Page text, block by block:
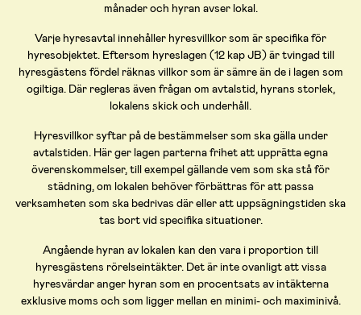
månader och hyran avser lokal.
Varje hyresavtal innehåller hyresvillkor som är specifika för
hyresobjektet. Eftersom hyreslagen (12 kap JB) är tvingad till
hyresgästens fördel räknas villkor som är sämre än de i lagen som
ogiltiga. Där regleras även frågan om avtalstid, hyrans storlek,
lokalens skick och underhåll.
Hyresvillkor syftar på de bestämmelser som ska gälla under
avtalstiden. Här ger lagen parterna frihet att upprätta egna
överenskommelser, till exempel gällande vem som ska stå för
städning, om lokalen behöver förbättras för att passa
verksamheten som ska bedrivas där eller att uppsägningstiden ska
tas bort vid specifika situationer.
Angående hyran av lokalen kan den vara i proportion till
hyresgästens rörelseintäkter. Det är inte ovanligt att vissa
hyresvärdar anger hyran som en procentsats av intäkterna
exklusive moms och som ligger mellan en minimi- och maximinivå.